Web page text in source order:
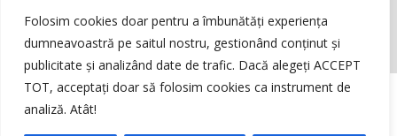
Folosim cookies doar pentru a îmbunătăți experiența
dumneavoastră pe saitul nostru, gestionând conținut și
publicitate și analizând date de trafic. Dacă alegeți ACCEPT
TOT, acceptați doar să folosim cookies ca instrument de
analiză. Atât!
Website: www.replicahd.ro